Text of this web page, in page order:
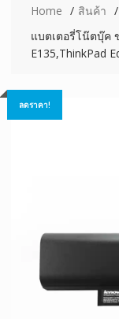
Home
สินค้า
แบตเตอรี่โน๊ตบุ๊ค
E135,ThinkPad
ลดราคา!